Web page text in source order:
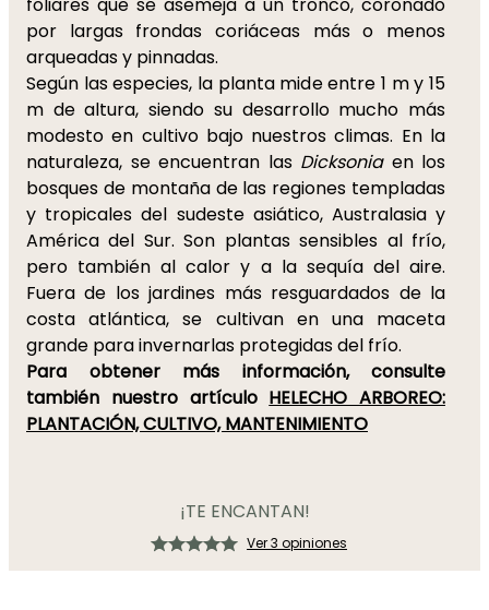
por largas frondas coriáceas más o menos
arqueadas y pinnadas.
Según las especies, la planta mide entre 1 m y 15
m de altura, siendo su desarrollo mucho más
modesto en cultivo bajo nuestros climas. En la
naturaleza, se encuentran las Dicksoniaen los
bosques de montaña de las regiones templadas
y tropicales del sudeste asiático, Australasia y
América del Sur. Son plantas sensibles al frío,
pero también al calor y a la sequía del aire.
Fuera de los jardines más resguardados de la
costa atlántica, se cultivan en una maceta
grande para invernarlas protegidas del frío.
Para obtener más información, consulte
también nuestro artículo HELECHO ARBOREO:
PLANTACIÓN, CULTIVO, MANTENIMIENTO
¡TE ENCANTAN!
Ver 3 opiniones